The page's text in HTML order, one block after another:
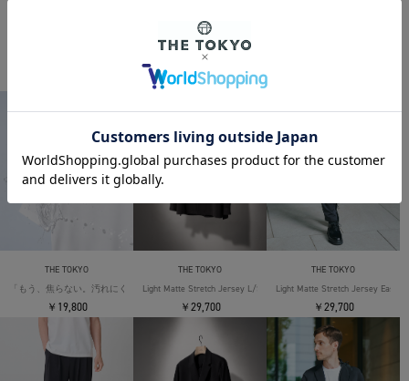
THE TOKYO ORIGINAL ITEMS
THE TOKYO
「もう、焦らない。汚れにくい」SOLOTEX Jersey S/S T-Shirts
￥19,800
THE TOKYO
Light Matte Stretch Jersey L/S Shirt
￥29,700
THE TOKYO
Light Matte Stretch Jersey Easy
￥29,700